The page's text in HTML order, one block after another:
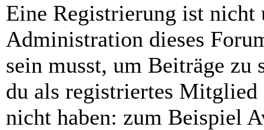
Eine Registrierung ist
Administration dieses
sein musst, um Beiträge
du als registriertes Mitglied
nicht haben: zum Beispiel